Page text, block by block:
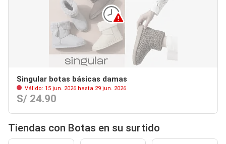
Singular botas básicas damas
Válido: 15 jun. 2026 hasta 29 jun. 2026
S/ 24.90
Tiendas con Botas en su surtido